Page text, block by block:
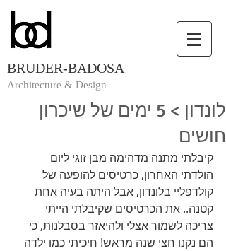
BRUDER-BADOSA
Architecture & Design
לונדון > 5 ימים של שיכרון
חושים
קיבלתי מתנה מדהימה מבן זוגי ליום
הולדתי האחרון, כרטיסים להופעה של
קולדפליי בלונדון, אבל היתה בעיה אחת
קטנה.. את הכרטיסים שקיבלתי הייתי
צריכה לשמור אצלי ולהיאזר בסבלנות, כי
הם נקנו חצי שנה מראש! חיכיתי כמו ילדה